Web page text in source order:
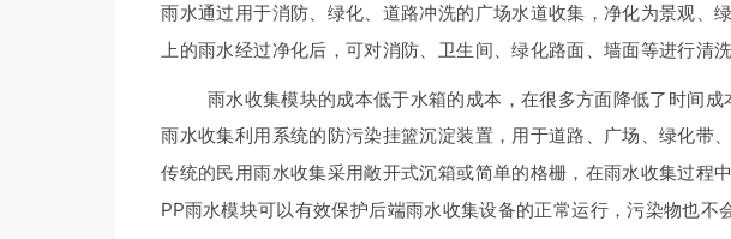
雨水通过用于消防、绿化、道路冲洗的广场水道收集，净化为景观、
上的雨水经过净化后，可对消防、卫生间、绿化路面、墙面等进行清洗
雨水收集模块的成本低于水箱的成本，在很多方面降低了时间成
雨水收集利用系统的防污染挂篮沉淀装置，用于道路、广场、绿化带
传统的民用雨水收集采用敞开式沉箱或简单的格栅，在雨水收集过程
PP雨水模块可以有效保护后端雨水收集设备的正常运行，污染物也不